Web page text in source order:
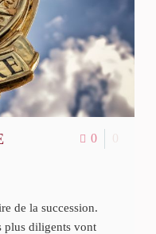
0 0
de la succession.
plus diligents vont